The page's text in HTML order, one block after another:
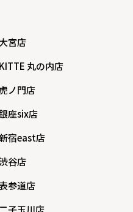
宮店
KITTE 丸の内店
ノ門店
座six店
宿east店
谷店
参道店
子玉川店